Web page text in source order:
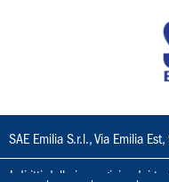
SAE Emilia S.r.l., Via Emilia
I diritti delle immagini e dei